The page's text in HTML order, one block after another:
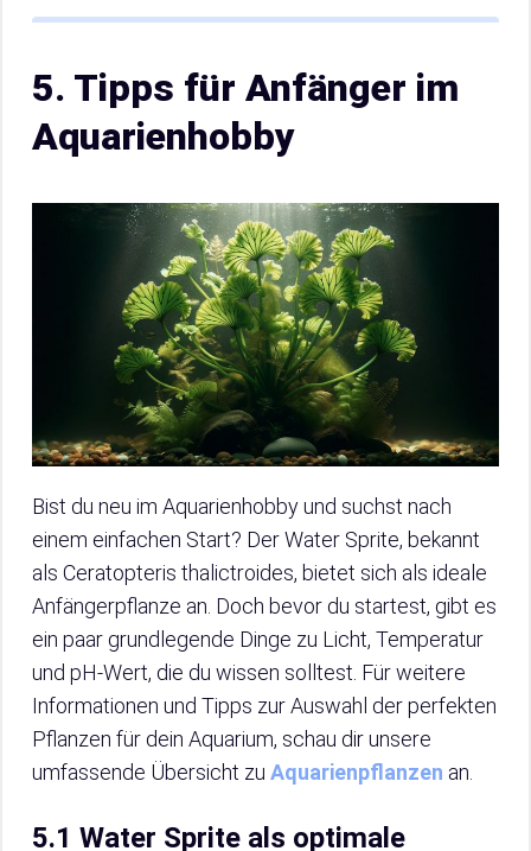
5. Tipps für Anfänger im
Aquarienhobby
Bist du neu im Aquarienhobby und suchst nach
einem einfachen Start? Der Water Sprite, bekannt
als Ceratopteris thalictroides, bietet sich als ideale
Anfängerpflanze an. Doch bevor du startest, gibt es
ein paar grundlegende Dinge zu Licht, Temperatur
und pH-Wert, die du wissen solltest. Für weitere
Informationen und Tipps zur Auswahl der perfekten
Pflanzen für dein Aquarium, schau dir unsere
umfassende Übersicht zu Aquarienpflanzen an.
5.1 Water Sprite als optimale